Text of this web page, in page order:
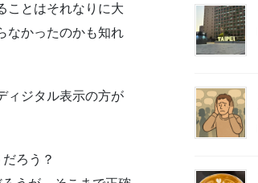
ことはそれなりに大
なかったのかも知れ
ィジタル表示の方が
ろう？